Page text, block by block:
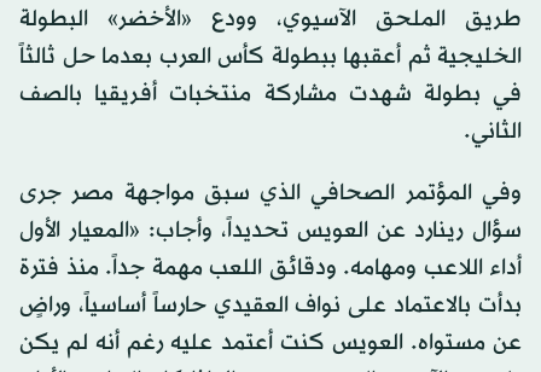
طريق الملحق الآسيوي، وودع «الأخضر» البطولة
الخليجية ثم أعقبها ببطولة كأس العرب بعدما حل ثالثاً
في بطولة شهدت مشاركة منتخبات أفريقيا بالصف
الثاني.
وفي المؤتمر الصحافي الذي سبق مواجهة مصر جرى
سؤال رينارد عن العويس تحديداً، وأجاب: «المعيار الأول
أداء اللاعب ومهامه. ودقائق اللعب مهمة جداً. منذ فترة
بدأت بالاعتماد على نواف العقيدي حارساً أساسياً، وراضٍ
عن مستواه. العويس كنت أعتمد عليه رغم أنه لم يكن